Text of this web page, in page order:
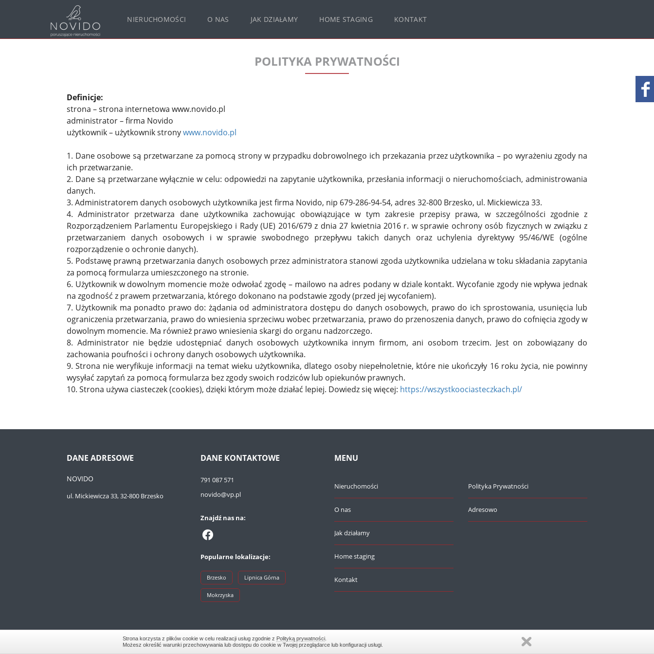
NIERUCHOMOŚCI O NAS JAK DZIAŁAMY HOME STAGING KONTAKT
POLITYKA PRYWATNOŚCI
Definicje:
strona – strona internetowa www.novido.pl
administrator – firma Novido
użytkownik – użytkownik stronywww.novido.pl
1. Dane osobowe są przetwarzane za pomocą strony w przypadku dobrowolnego ich przekazania przez użytkownika – po wyrażeniu zgody na
ich przetwarzanie.
2. Dane są przetwarzane wyłącznie w celu: odpowiedzi na zapytanie użytkownika, przesłania informacji o nieruchomościach, administrowania
danych.
3. Administratorem danych osobowych użytkownika jest firma Novido, nip 679-286-94-54, adres 32-800 Brzesko, ul. Mickiewicza 33.
4. Administrator przetwarza dane użytkownika zachowując obowiązujące w tym zakresie przepisy prawa, w szczególności zgodnie z
Rozporządzeniem Parlamentu Europejskiego i Rady (UE) 2016/679 z dnia 27 kwietnia 2016 r. w sprawie ochrony osób fizycznych w związku z
przetwarzaniem danych osobowych i w sprawie swobodnego przepływu takich danych oraz uchylenia dyrektywy 95/46/WE (ogólne
rozporządzenie o ochronie danych).
5. Podstawę prawną przetwarzania danych osobowych przez administratora stanowi zgoda użytkownika udzielana w toku składania zapytania
za pomocą formularza umieszczonego na stronie.
6. Użytkownik w dowolnym momencie może odwołać zgodę – mailowo na adres podany w dziale kontakt. Wycofanie zgody nie wpływa jednak
na zgodność z prawem przetwarzania, którego dokonano na podstawie zgody (przed jej wycofaniem).
7. Użytkownik ma ponadto prawo do: żądania od administratora dostępu do danych osobowych, prawo do ich sprostowania, usunięcia lub
ograniczenia przetwarzania, prawo do wniesienia sprzeciwu wobec przetwarzania, prawo do przenoszenia danych, prawo do cofnięcia zgody w
dowolnym momencie. Ma również prawo wniesienia skargi do organu nadzorczego.
8. Administrator nie będzie udostępniać danych osobowych użytkownika innym firmom, ani osobom trzecim. Jest on zobowiązany do
zachowania poufności i ochrony danych osobowych użytkownika.
9. Strona nie weryfikuje informacji na temat wieku użytkownika, dlatego osoby niepełnoletnie, które nie ukończyły 16 roku życia, nie powinny
wysyłać zapytań za pomocą formularza bez zgody swoich rodziców lub opiekunów prawnych.
10. Strona używa ciasteczek (cookies), dzięki którym może działać lepiej. Dowiedz się więcej: https://wszystkoociasteczkach.pl/
DANE ADRESOWE
NOVIDO
ul. Mickiewicza 33, 32-800 Brzesko
DANE KONTAKTOWE
791 087 571
novido@vp.pl
Znajdź nas na:
Popularne lokalizacje:
Brzesko Lipnica Górna
Mokrzyska
MENU
Nieruchomości
O nas
Jak działamy
Home staging
Kontakt
Polityka Prywatności
Adresowo
- Wszelkie prawa zastrzeżone (C) 2026
Strona korzysta z plików cookie w celu realizacji usług zgodnie z Polityką prywatności
Możesz określić warunki przechowywania lub dostępu do cookie w Twojej przeglądarce lub konfiguracji usługi.